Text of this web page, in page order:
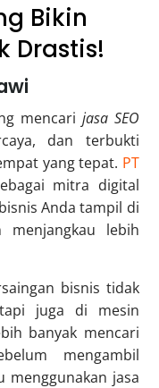
Bikin
Drastis!
mencari jasa SEO
dan terbukti
yang tepat. PT
mitra digital
Anda tampil di
menjangkau lebih
bisnis tidak
juga di mesin
banyak mencari
mengambil
jasa